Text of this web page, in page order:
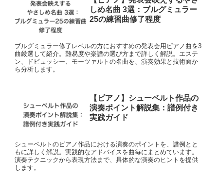
しめ名曲 3選：ブルグミュラー
25の練習曲修了程度
ブルグミュラー修了レベルの方におすすめの発表会用ピアノ曲を3
曲厳選して紹介。難易度や楽譜の選び方まで詳しく解説。エステ
ン、ドビュッシー、モーツァルトの名曲を、演奏効果と技術面か
ら分析します。
【ピアノ】シューベルト作品の
演奏ポイント解説集：譜例付き
実践ガイド
シューベルトのピアノ作品における演奏のポイントを、譜例とと
もに詳しく解説。実践的なアドバイスを曲毎にまとめています。
演奏テクニックから表現方法まで、具体的な演奏のヒントを提供
します。